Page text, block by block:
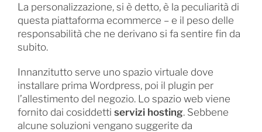
La personalizzazione, si è detto, è la peculiarità di
questa piattaforma ecommerce – e il peso delle
responsabilità che ne derivano si fa sentire fin da
subito.
Innanzitutto serve uno spazio virtuale dove
installare prima Wordpress, poi il plugin per
l’allestimento del negozio. Lo spazio web viene
fornito dai cosiddetti servizi hosting. Sebbene
alcune soluzioni vengano suggerite da